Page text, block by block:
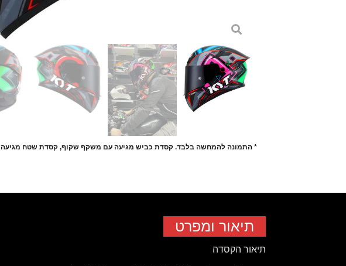
* התמונה להמחשה בלבד. קסדת כביש מגיעה עם משקף שקוף, קסדת שטח
תיאור ומפרט
תיאור הקסדה